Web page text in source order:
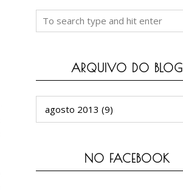
ARQUIVO DO BLOG
NO FACEBOOK